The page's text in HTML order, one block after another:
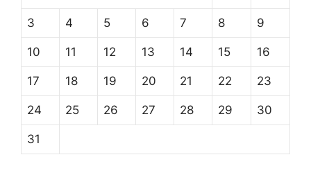
3 4 5 6 7 8 9
10 11 12 13 14 15 16
17 18 19 20 21 22 23
24 25 26 27 28 29 30
31